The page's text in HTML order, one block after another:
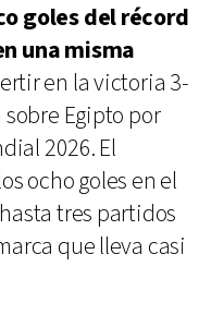
goles del récord
una misma
en la victoria 3-
Egipto por
2026. El
ocho goles en el
tres partidos
que lleva casi